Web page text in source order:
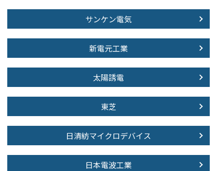
サンケン電気
新電元工業
太陽誘電
東芝
日清紡マイクロデバイス
日本電波工業